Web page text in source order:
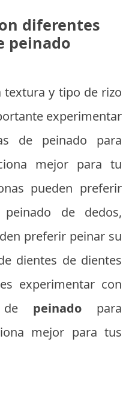
diferentes
peinado
textura y tipo de rizo
experimentar
de peinado para
mejor para tu
pueden preferir
de dedos,
preferir peinar su
dientes de dientes
experimentar con
de peinado para
mejor para tus